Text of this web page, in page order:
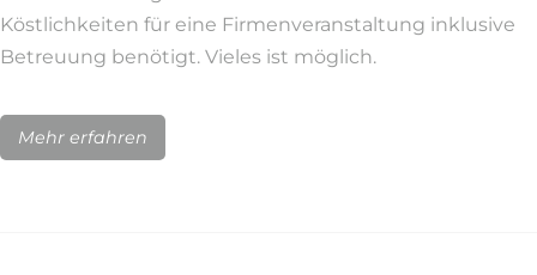
Köstlichkeiten für eine Firmenveranstaltung inklusive
Betreuung benötigt. Vieles ist möglich.
Mehr erfahren